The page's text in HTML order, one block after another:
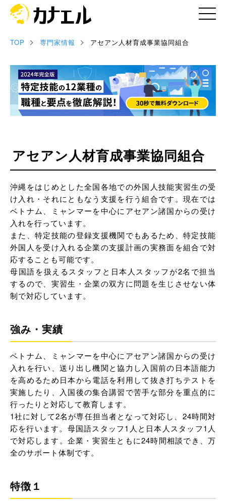
記事
お役立ち資料
セミナー情報
TOP 専門家情報 アセアン人材育成事業協同組合
アセアン人材育成事業協同組合
沖縄をはじめとした全国各地での外国人技能実習生の受
け入れ・それにともなう支援を行う組合です。現在では
ベトナム、ミャンマーを中心にアセアン諸国からの受け
入れを行っています。
また、特定技能の登録支援機関でもあるため、特定技能
外国人を受け入れる企業の支援計画の実務面を組合で対
応することも可能です。
母国語を扱えるスタッフと日本人スタッフが2名で担当
するので、実習生・企業の双方に問題を生じさせない体
制で対応しています。
強み・実績
ベトナム、ミャンマーを中心にアセアン諸国からの受け
入れを行い、送り出し機関と協力し入国前の日本語能力
を高めるため日本から電話を利用して抜き打ちテストを
実施したり、入国後の集合講習で苦手な部分を重点的に
行ったりと対応して教育します。
1社に対して2名が専任担当者となって対応し、24時間対
応を行います。母国語スタッフ1人と日本人スタッフ1人
で対応します。企業・実習生ともに24時間相談でき、万
全のサポート体制です。
特徴１